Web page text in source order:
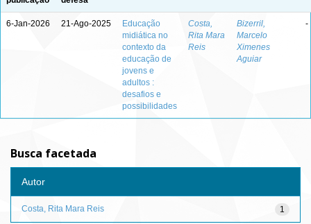
6-Jan-2026 21-Ago-2025
Educação
midiática no
contexto da
educação de
jovens e
adultos :
desafios e
possibilidades
Costa,
Rita Mara
Reis
Bizerril,
Marcelo
Ximenes
Aguiar
-
Busca facetada
Autor
1
Costa, Rita Mara Reis